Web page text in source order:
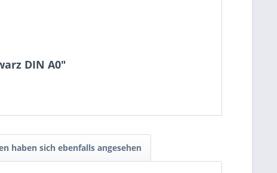
DIN A0"
haben sich ebenfalls angesehen